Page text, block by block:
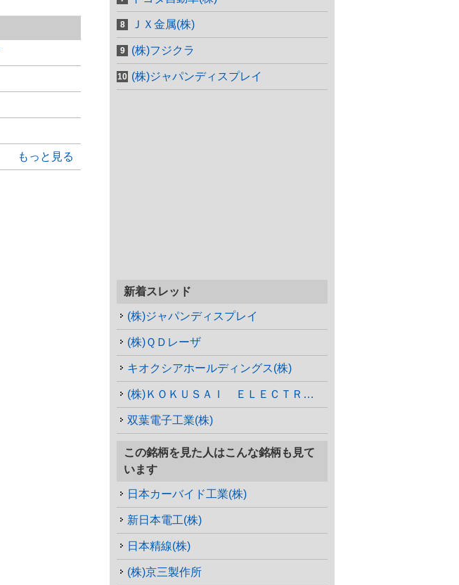
もっと見る
ＪＸ金属(株)
(株)フジクラ
(株)ジャパンディスプレイ
新着スレッド
(株)ジャパンディスプレイ
(株)ＱＤレーザ
キオクシアホールディングス(株)
(株)ＫＯＫＵＳＡＩ ＥＬＥＣＴＲＩＣ
双葉電子工業(株)
この銘柄を見た人はこんな銘柄も見て
います
日本カーバイド工業(株)
新日本電工(株)
日本精線(株)
(株)京三製作所